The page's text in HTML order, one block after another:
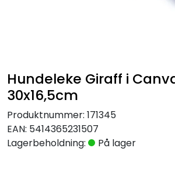
Hundeleke Giraff i
30x16,5cm
Produktnummer: 171345
EAN: 5414365231507
Lagerbeholdning:
På lager